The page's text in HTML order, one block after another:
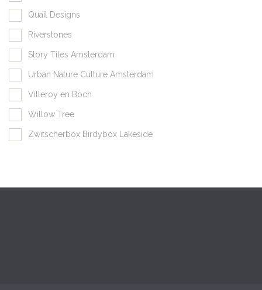
Quail Designs
Riverstones
Story Tiles Amsterdam
Urban Nature Culture Amsterdam
Villeroy en Boch
Willow Tree
Zwitscherbox Birdybox Lakeside